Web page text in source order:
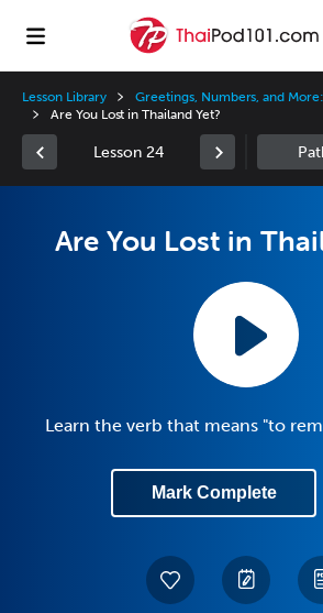
Lesson Library
Greetings, Numbers, and
Are You Lost in Thailand Yet?
Lesson 24
Are You Lost in
Learn the verb that means "to
Mark Complete